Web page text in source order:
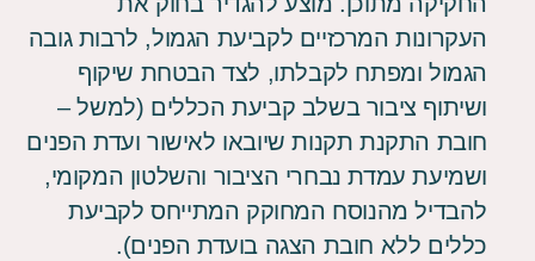
העקרונות המרכזיים לקביעת הגמול, לרבות גובה
הגמול ומפתח לקבלתו, לצד הבטחת שיקוף
ושיתוף ציבור בשלב קביעת הכללים (למשל –
חובת התקנת תקנות שיובאו לאישור ועדת הפנים
ושמיעת עמדת נבחרי הציבור והשלטון המקומי,
להבדיל מהנוסח המחוקק המתייחס לקביעת
כללים ללא חובת הצגה בועדת הפנים).